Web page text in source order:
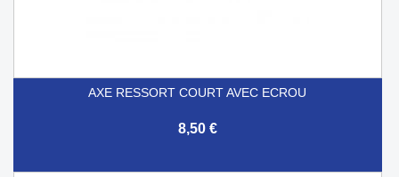
AXE RESSORT COURT AVEC ECROU
8,50 €